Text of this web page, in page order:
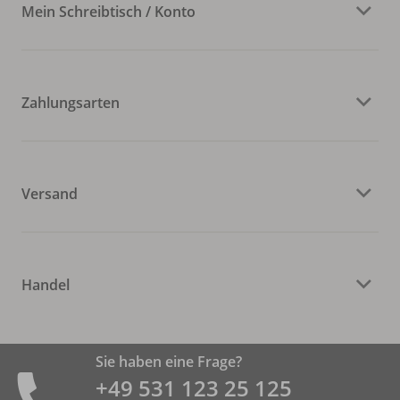
Mein Schreibtisch / Konto
Zahlungsarten
Versand
Handel
Sie haben eine Frage?
+49 531 ­123 25 125